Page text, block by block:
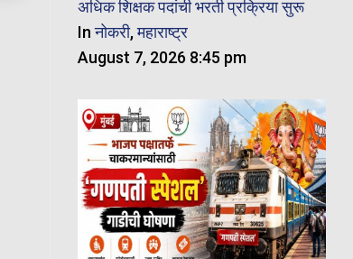
अधिक शिक्षक पदांची भरती प्रक्रिया सुरू
Inनोकरी,महाराष्ट्र
August 7, 2026 8:45 pm